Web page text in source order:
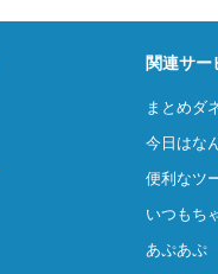
関連サー
まとめダ
今日はな
便利なツ
いつもち
あぷあぷ